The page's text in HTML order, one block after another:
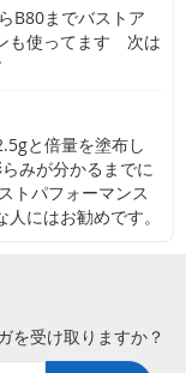
B80までバストア
も使ってます 次は
と倍量を塗布し
みが分かるまでに
トパフォーマンス
にはお勧めです。
を受け取りますか？